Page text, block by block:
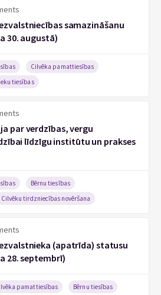
samazināšanu
30. augustā)
Cilvēka pamattiesības
tiesības
par verdzības, vergu
līdzīgu institūtu un prakses
Bērnu tiesības
Cilvēku tirdzniecības novēršana
(apatrīda) statusu
28. septembrī)
pamattiesības
Bērnu tiesības